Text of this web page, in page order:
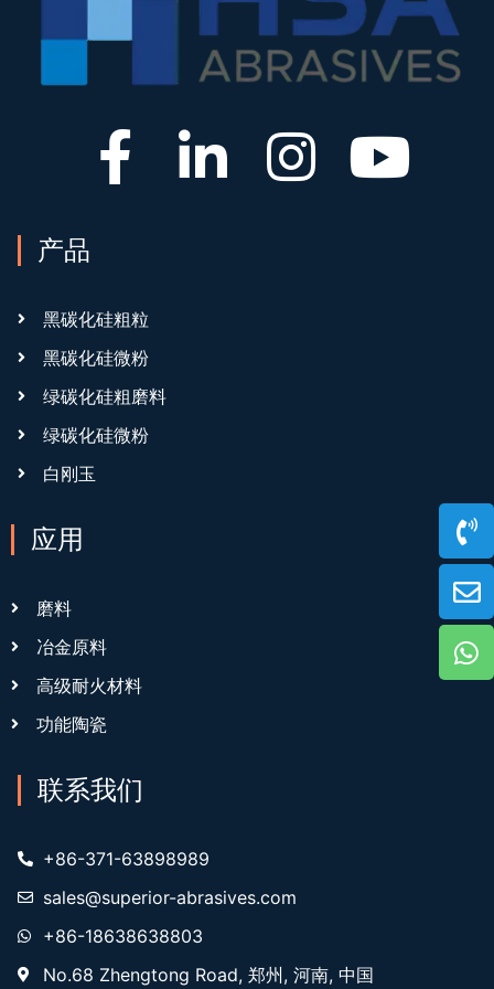
产品
黑碳化硅粗粒
黑碳化硅微粉
绿碳化硅粗磨料
绿碳化硅微粉
白刚玉
应用
磨料
冶金原料
高级耐火材料
功能陶瓷
联系我们
+86-371-63898989
sales@superior-abrasives.com
+86-18638638803
No.68 Zhengtong Road, 郑州, 河南, 中国